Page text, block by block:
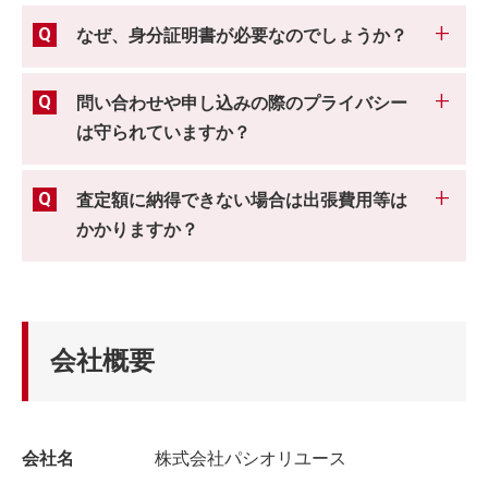
なぜ、身分証明書が必要なのでしょうか？
問い合わせや申し込みの際のプライバシー
は守られていますか？
査定額に納得できない場合は出張費用等は
かかりますか？
会社概要
会社名 株式会社パシオリユース